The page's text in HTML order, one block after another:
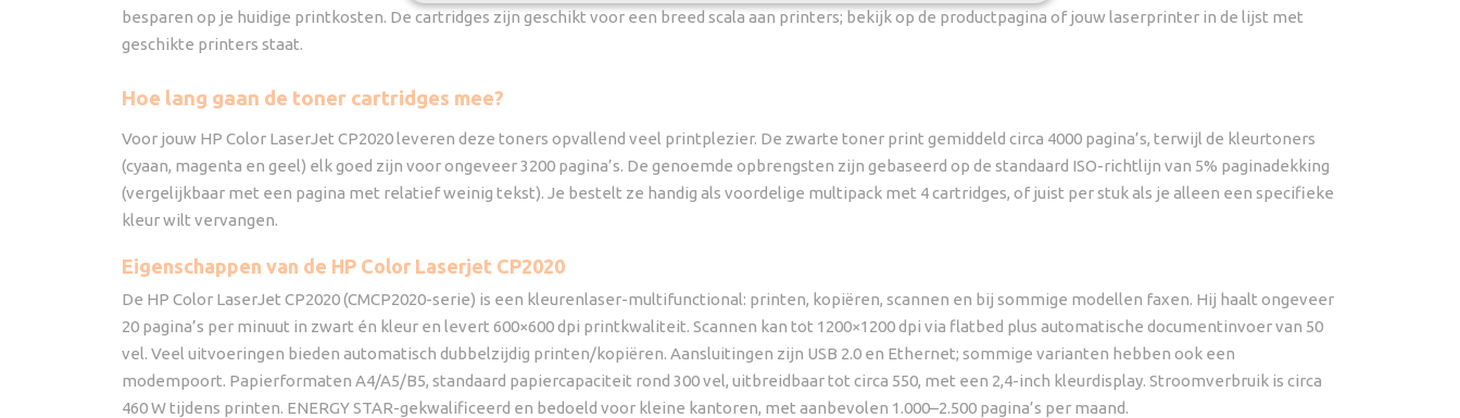
besparen op je huidige printkosten. De cartridges zijn geschikt voor een breed scala aan printers; bekijk op de productpagina of jouw laserprinter in de lijst met
geschikte printers staat.
Hoe lang gaan de toner cartridges mee?
Voor jouw HP Color LaserJet CP2020 leveren deze toners opvallend veel printplezier. De zwarte toner print gemiddeld circa 4000 pagina’s, terwijl de kleurtoners
(cyaan, magenta en geel) elk goed zijn voor ongeveer 3200 pagina’s. De genoemde opbrengsten zijn gebaseerd op de standaard ISO-richtlijn van 5% paginadekking
(vergelijkbaar met een pagina met relatief weinig tekst). Je bestelt ze handig als voordelige multipack met 4 cartridges, of juist per stuk als je alleen een specifieke
kleur wilt vervangen.
Eigenschappen van de HP Color Laserjet CP2020
De HP Color LaserJet CP2020 (CMCP2020-serie) is een kleurenlaser-multifunctional: printen, kopiëren, scannen en bij sommige modellen faxen. Hij haalt ongeveer
20 pagina’s per minuut in zwart én kleur en levert 600×600 dpi printkwaliteit. Scannen kan tot 1200×1200 dpi via flatbed plus automatische documentinvoer van 50
vel. Veel uitvoeringen bieden automatisch dubbelzijdig printen/kopiëren. Aansluitingen zijn USB 2.0 en Ethernet; sommige varianten hebben ook een
modempoort. Papierformaten A4/A5/B5, standaard papiercapaciteit rond 300 vel, uitbreidbaar tot circa 550, met een 2,4-inch kleurdisplay. Stroomverbruik is circa
460 W tijdens printen. ENERGY STAR-gekwalificeerd en bedoeld voor kleine kantoren, met aanbevolen 1.000–2.500 pagina’s per maand.